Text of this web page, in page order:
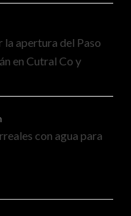
la apertura del Paso
en Cutral Co y
con agua para